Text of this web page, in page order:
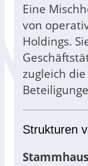
Eine
von
Holdings.
zugleich
Strukturen